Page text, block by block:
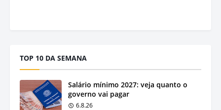
TOP 10 DA SEMANA
Salário mínimo 2027: veja quanto o
governo vai pagar
6.8.26